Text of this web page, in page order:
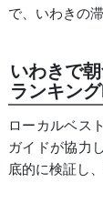
で、いわきの
いわきで
ランキン
ローカルベス
ガイドが協力し
底的に検証し